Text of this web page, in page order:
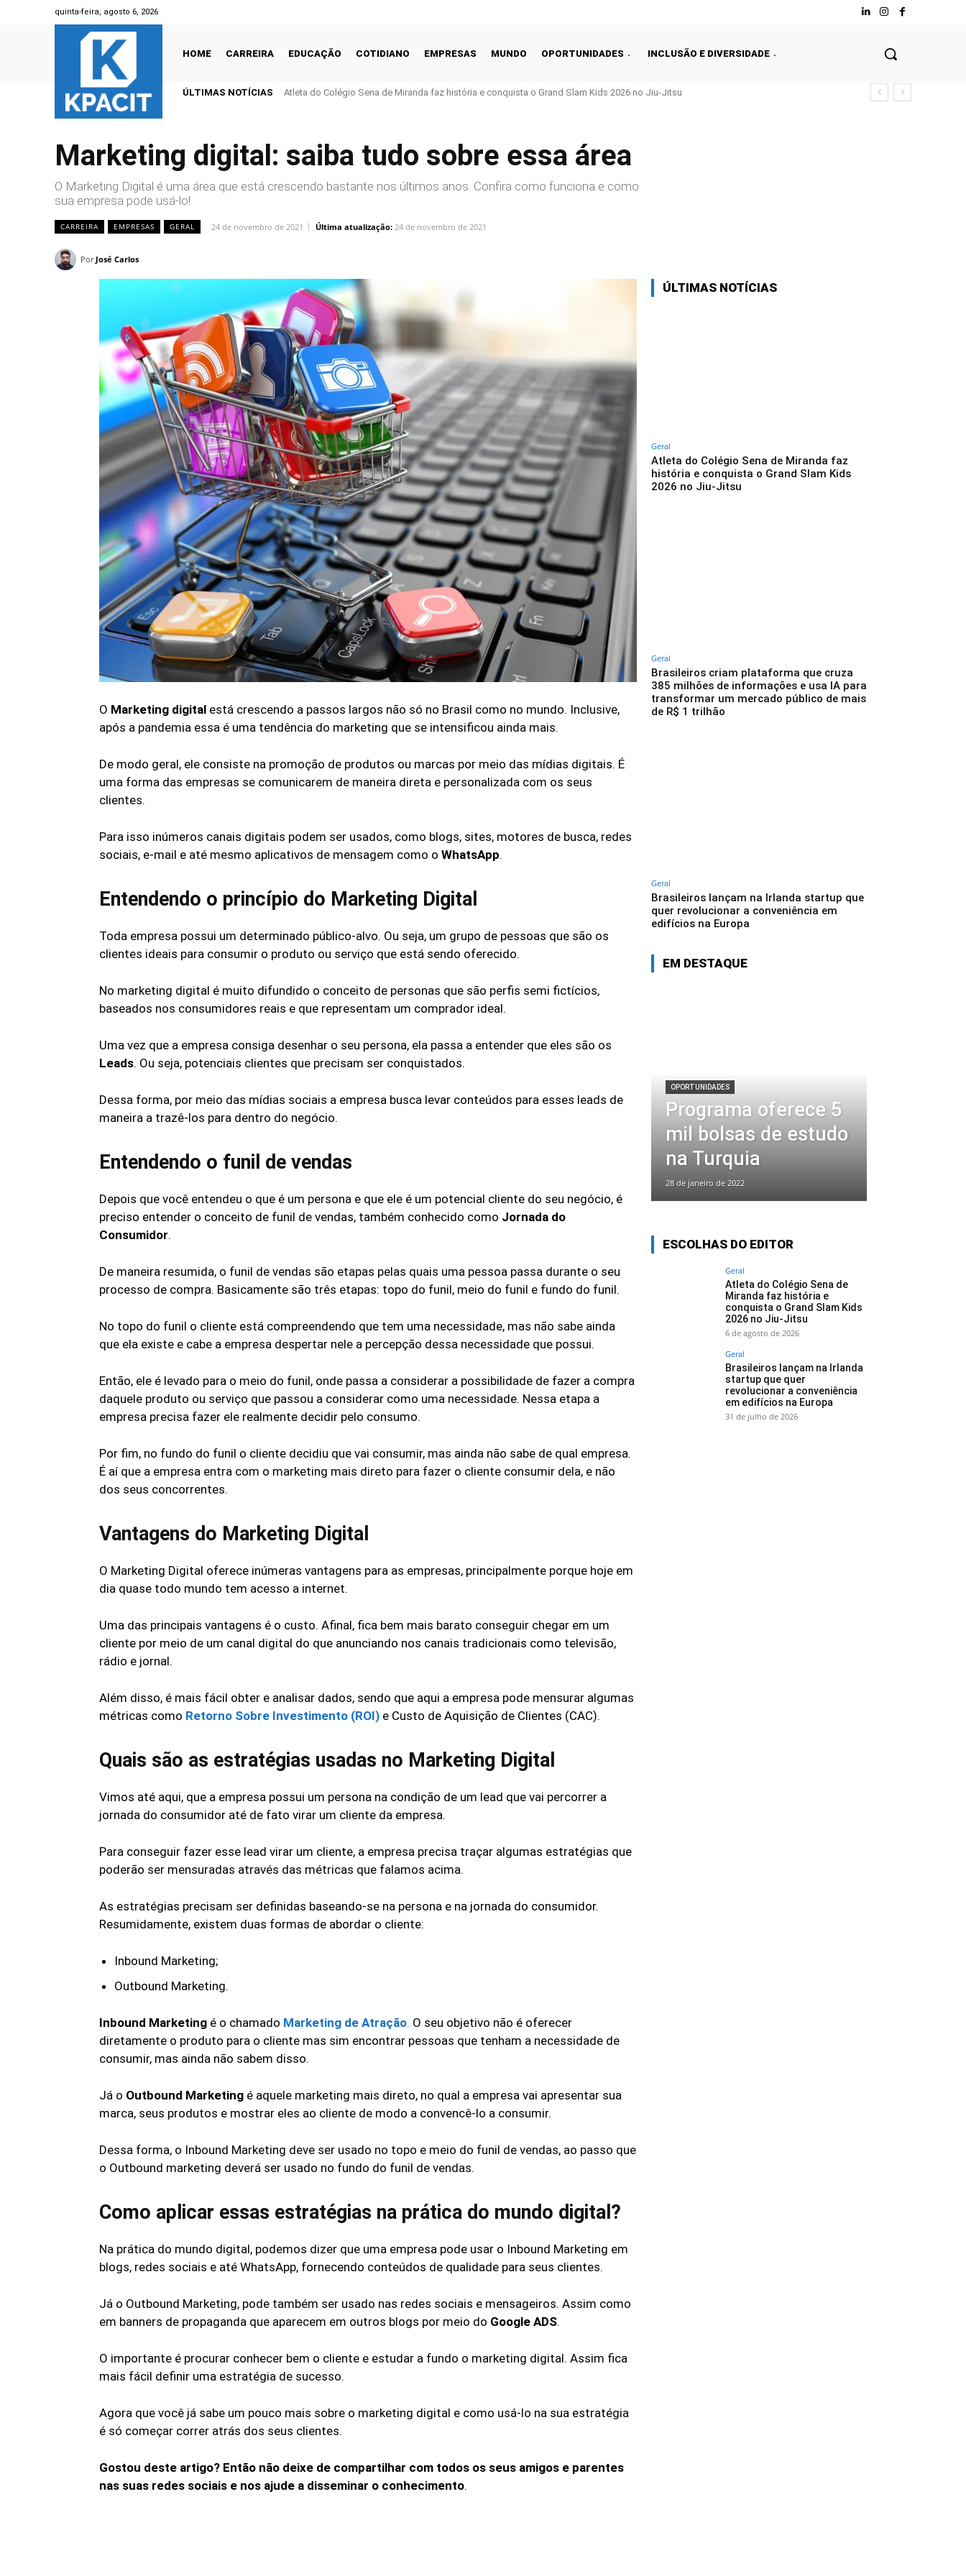
quinta-feira, agosto 6, 2026
HOME CARREIRA EDUCAÇÃO COTIDIANO EMPRESAS MUNDO OPORTUNIDADES INCLUSÃO E DIVERSIDADE
ÚLTIMAS NOTÍCIAS Atleta do Colégio Sena de Miranda faz história e conquista o Grand Slam Kids 2026 no Jiu-Jitsu
Marketing digital: saiba tudo sobre essa área
O Marketing Digital é uma área que está crescendo bastante nos últimos anos. Confira como funciona e como
sua empresa pode usá-lo!
CARREIRA EMPRESAS GERAL 24 de novembro de 2021 Última atualização: 24 de novembro de 2021
Por José Carlos
O Marketing digital está crescendo a passos largos não só no Brasil como no mundo. Inclusive,
após a pandemia essa é uma tendência do marketing que se intensificou ainda mais.
De modo geral, ele consiste na promoção de produtos ou marcas por meio das mídias digitais. É
uma forma das empresas se comunicarem de maneira direta e personalizada com os seus
clientes.
Para isso inúmeros canais digitais podem ser usados, como blogs, sites, motores de busca, redes
sociais, e-mail e até mesmo aplicativos de mensagem como o WhatsApp.
Entendendo o princípio do Marketing Digital
Toda empresa possui um determinado público-alvo. Ou seja, um grupo de pessoas que são os
clientes ideais para consumir o produto ou serviço que está sendo oferecido.
No marketing digital é muito difundido o conceito de personas que são perfis semi fictícios,
baseados nos consumidores reais e que representam um comprador ideal.
Uma vez que a empresa consiga desenhar o seu persona, ela passa a entender que eles são os
Leads. Ou seja, potenciais clientes que precisam ser conquistados.
Dessa forma, por meio das mídias sociais a empresa busca levar conteúdos para esses leads de
maneira a trazê-los para dentro do negócio.
Entendendo o funil de vendas
Depois que você entendeu o que é um persona e que ele é um potencial cliente do seu negócio, é
preciso entender o conceito de funil de vendas, também conhecido como Jornada do
Consumidor.
De maneira resumida, o funil de vendas são etapas pelas quais uma pessoa passa durante o seu
processo de compra. Basicamente são três etapas: topo do funil, meio do funil e fundo do funil.
No topo do funil o cliente está compreendendo que tem uma necessidade, mas não sabe ainda
que ela existe e cabe a empresa despertar nele a percepção dessa necessidade que possui.
Então, ele é levado para o meio do funil, onde passa a considerar a possibilidade de fazer a compra
daquele produto ou serviço que passou a considerar como uma necessidade. Nessa etapa a
empresa precisa fazer ele realmente decidir pelo consumo.
Por fim, no fundo do funil o cliente decidiu que vai consumir, mas ainda não sabe de qual empresa.
É aí que a empresa entra com o marketing mais direto para fazer o cliente consumir dela, e não
dos seus concorrentes.
Vantagens do Marketing Digital
O Marketing Digital oferece inúmeras vantagens para as empresas, principalmente porque hoje em
dia quase todo mundo tem acesso a internet.
Uma das principais vantagens é o custo. Afinal, fica bem mais barato conseguir chegar em um
cliente por meio de um canal digital do que anunciando nos canais tradicionais como televisão,
rádio e jornal.
Além disso, é mais fácil obter e analisar dados, sendo que aqui a empresa pode mensurar algumas
métricas como Retorno Sobre Investimento (ROI) e Custo de Aquisição de Clientes (CAC).
Quais são as estratégias usadas no Marketing Digital
Vimos até aqui, que a empresa possui um persona na condição de um lead que vai percorrer a
jornada do consumidor até de fato virar um cliente da empresa.
Para conseguir fazer esse lead virar um cliente, a empresa precisa traçar algumas estratégias que
poderão ser mensuradas através das métricas que falamos acima.
As estratégias precisam ser definidas baseando-se na persona e na jornada do consumidor.
Resumidamente, existem duas formas de abordar o cliente:
Inbound Marketing;
Outbound Marketing.
Inbound Marketing é o chamado Marketing de Atração. O seu objetivo não é oferecer
diretamente o produto para o cliente mas sim encontrar pessoas que tenham a necessidade de
consumir, mas ainda não sabem disso.
Já o Outbound Marketing é aquele marketing mais direto, no qual a empresa vai apresentar sua
marca, seus produtos e mostrar eles ao cliente de modo a convencê-lo a consumir.
Dessa forma, o Inbound Marketing deve ser usado no topo e meio do funil de vendas, ao passo que
o Outbound marketing deverá ser usado no fundo do funil de vendas.
Como aplicar essas estratégias na prática do mundo digital?
Na prática do mundo digital, podemos dizer que uma empresa pode usar o Inbound Marketing em
blogs, redes sociais e até WhatsApp, fornecendo conteúdos de qualidade para seus clientes.
Já o Outbound Marketing, pode também ser usado nas redes sociais e mensageiros. Assim como
em banners de propaganda que aparecem em outros blogs por meio do Google ADS.
O importante é procurar conhecer bem o cliente e estudar a fundo o marketing digital. Assim fica
mais fácil definir uma estratégia de sucesso.
Agora que você já sabe um pouco mais sobre o marketing digital e como usá-lo na sua estratégia
é só começar correr atrás dos seus clientes.
Gostou deste artigo? Então não deixe de compartilhar com todos os seus amigos e parentes
nas suas redes sociais e nos ajude a disseminar o conhecimento.
ÚLTIMAS NOTÍCIAS
Geral
Atleta do Colégio Sena de Miranda faz
história e conquista o Grand Slam Kids
2026 no Jiu-Jitsu
Geral
Brasileiros criam plataforma que cruza
385 milhões de informações e usa IA para
transformar um mercado público de mais
de R$ 1 trilhão
Geral
Brasileiros lançam na Irlanda startup que
quer revolucionar a conveniência em
edifícios na Europa
EM DESTAQUE
OPORTUNIDADES
Programa oferece 5
mil bolsas de estudo
na Turquia
28 de janeiro de 2022
ESCOLHAS DO EDITOR
Geral
Atleta do Colégio Sena de
Miranda faz história e
conquista o Grand Slam Kids
2026 no Jiu-Jitsu
6 de agosto de 2026
Geral
Brasileiros lançam na Irlanda
startup que quer
revolucionar a conveniência
em edifícios na Europa
31 de julho de 2026